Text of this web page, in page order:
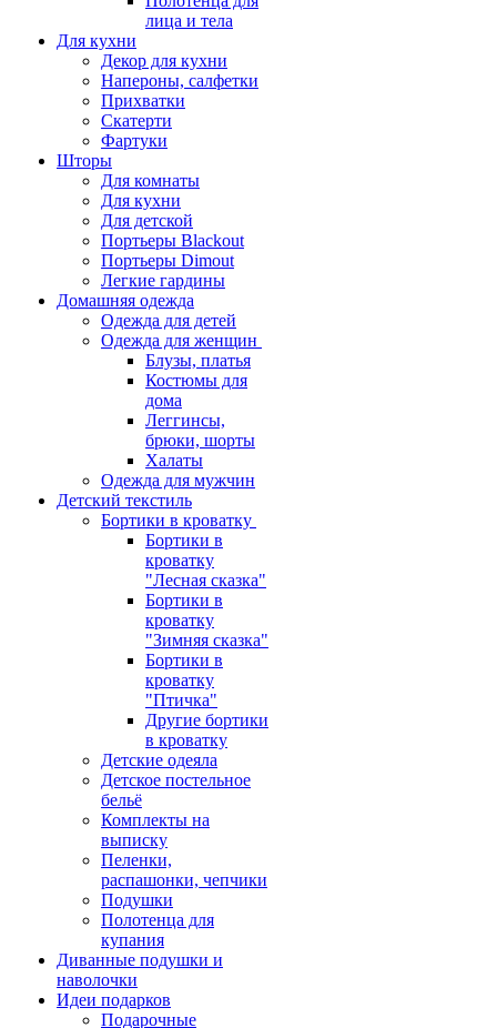
лица и тела
Для кухни
Декор для кухни
Напероны, салфетки
Прихватки
Скатерти
Фартуки
Шторы
Для комнаты
Для кухни
Для детской
Портьеры Blackout
Портьеры Dimout
Легкие гардины
Домашняя одежда
Одежда для детей
Одежда для женщин
Блузы, платья
Костюмы для
дома
Леггинсы,
брюки, шорты
Халаты
Одежда для мужчин
Детский текстиль
Бортики в кроватку
Бортики в
кроватку
"Лесная сказка"
Бортики в
кроватку
"Зимняя сказка"
Бортики в
кроватку
"Птичка"
Другие бортики
в кроватку
Детские одеяла
Детское постельное
бельё
Комплекты на
выписку
Пеленки,
распашонки, чепчики
Подушки
Полотенца для
купания
Диванные подушки и
наволочки
Идеи подарков
Подарочные